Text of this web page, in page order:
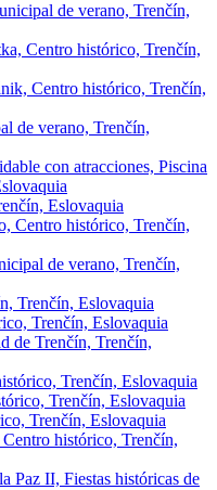
de verano, Trenčín,
Centro histórico, Trenčín,
Centro histórico, Trenčín,
de verano, Trenčín,
con atracciones, Piscina
Eslovaquia
Centro histórico, Trenčín,
de verano, Trenčín,
Trenčín, Eslovaquia
Trenčín, Eslovaquia
de Trenčín, Trenčín,
Trenčín, Eslovaquia
Trenčín, Eslovaquia
Trenčín, Eslovaquia
histórico, Trenčín,
Paz II, Fiestas históricas de